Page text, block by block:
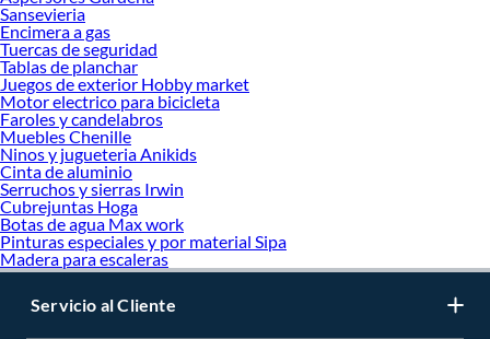
Protecciones para puertas y ventanas
Mosquiteros
Persianas de exterior y seguridad
Ventanas de techo y tragaluz
Sansevieria
Encimera a gas
Tuercas de seguridad
Tablas de planchar
Juegos de exterior Hobby market
Motor electrico para bicicleta
Faroles y candelabros
Muebles Chenille
Ninos y jugueteria Anikids
Cinta de aluminio
Serruchos y sierras Irwin
Cubrejuntas Hoga
Botas de agua Max work
Pinturas especiales y por material Sipa
Madera para escaleras
Servicio al Cliente